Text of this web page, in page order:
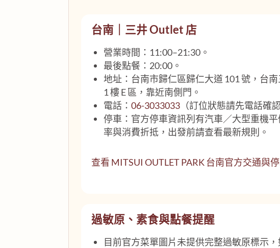
台南｜三井 Outlet 店
營業時間：11:00–21:30。
最後點餐：20:00。
地址：台南市歸仁區歸仁大道 101 號，台
1 樓 E 區，靠近南側門。
電話： 06-3033033（訂位狀態請先電話確
停車：官方停車資訊列有汽車／大型重機
率與消費折抵，出發前請查看最新規則。
查看 MITSUI OUTLET PARK 台南官方交通與
過敏原、素食與點餐提醒
目前官方菜單圖片未提供完整過敏原標示